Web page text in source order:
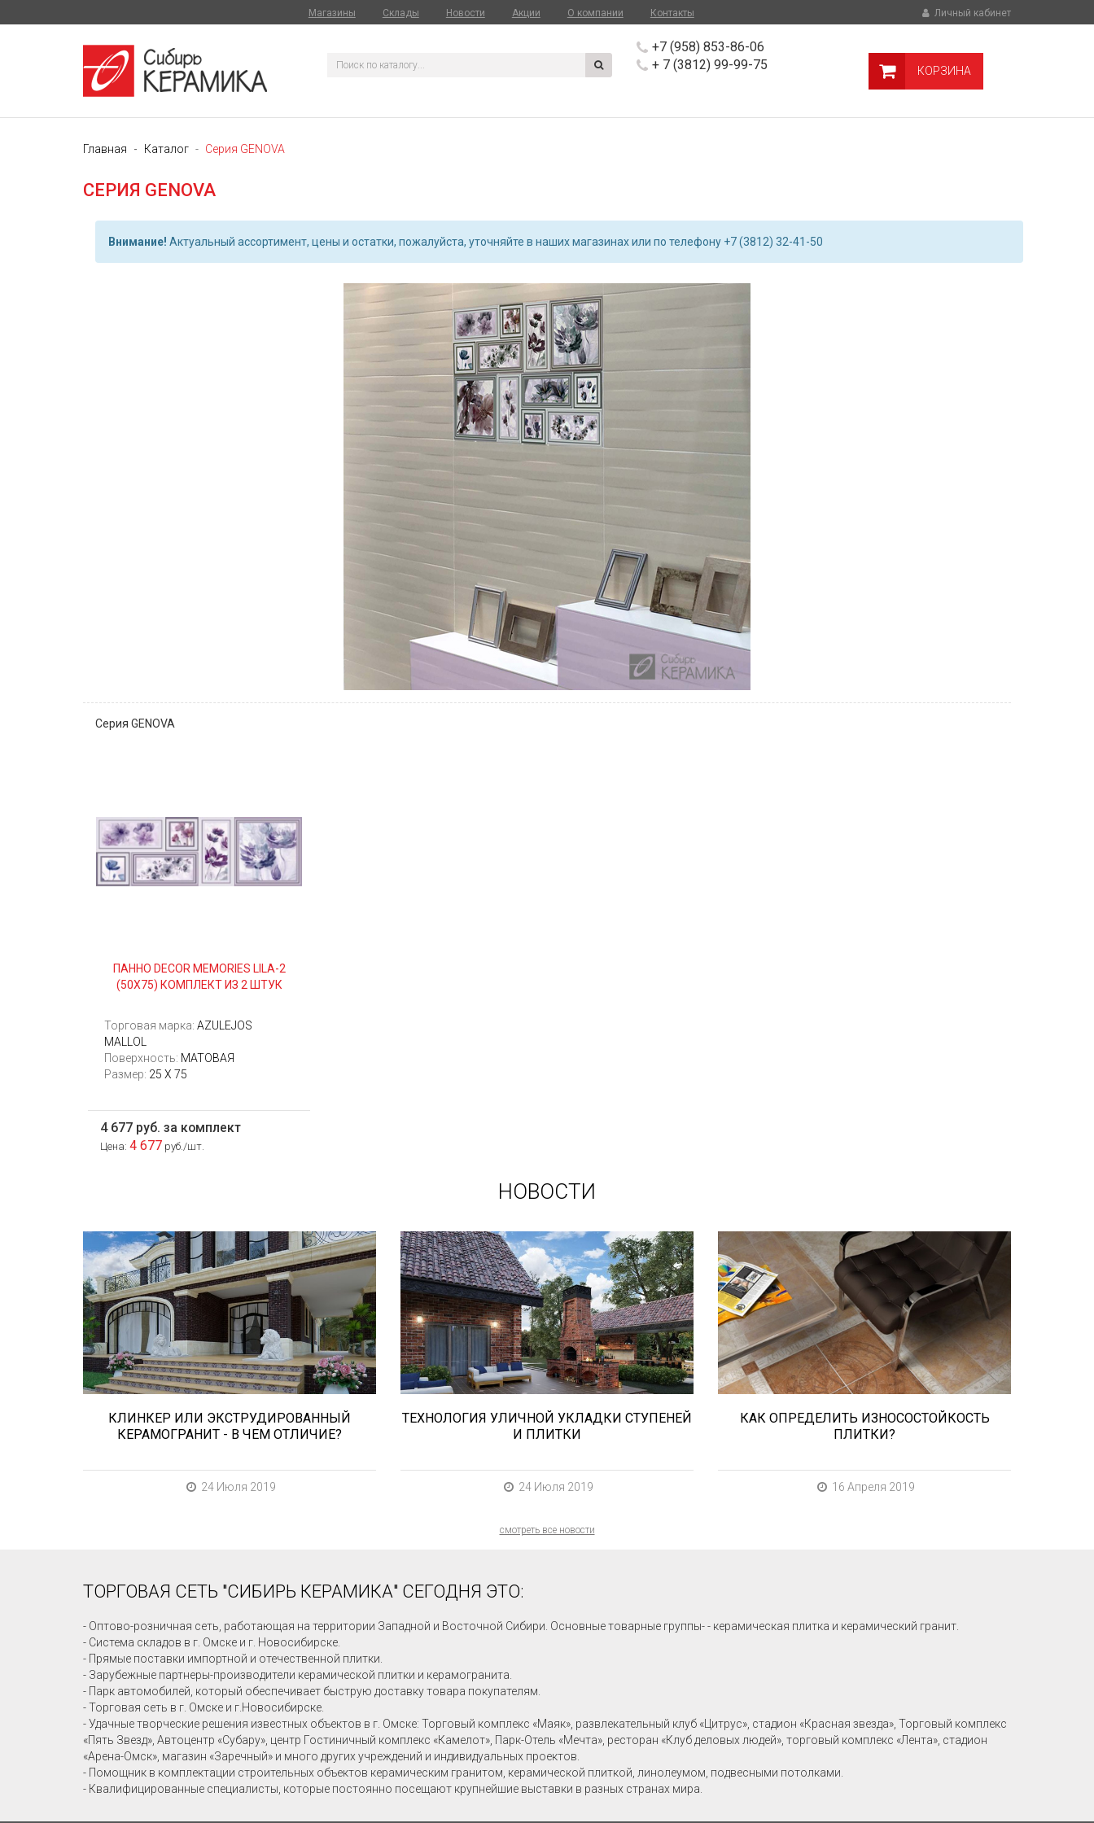
Магазины Склады Новости Акции О компании Контакты Личный кабинет
+7 (958) 853-86-06
+ 7 (3812) 99-99-75
КОРЗИНА
Главная Каталог Серия GENOVA
СЕРИЯ GENOVA
Внимание! Актуальный ассортимент, цены и остатки, пожалуйста, уточняйте в наших магазинах или по телефону +7 (3812) 32-41-50
Серия GENOVA
ПАННО DECOR MEMORIES LILA-2
(50Х75) КОМПЛЕКТ ИЗ 2 ШТУК
Торговая марка: AZULEJOS
MALLOL
Поверхность: МАТОВАЯ
Размер: 25 Х 75
4 677 руб. за комплект
Цена: 4 677 руб./шт.
НОВОСТИ
Сегодня «клинкером» называют все
подряд... и напольную плитку и ступени
(фронтальные, угловые) для облицовки
крыльца, фасадную плитку и другие
материалы преимущественно для
экстерьерной отделки домов, зон...
КЛИНКЕР ИЛИ ЭКСТРУДИРОВАННЫЙ
КЕРАМОГРАНИТ - В ЧЕМ ОТЛИЧИЕ?
24 Июля 2019
В этой статье мы расскажем о том,
что нужно учесть при выборе и
укладке уличных облицовочных
материалов (ступени и плитка).
ТЕХНОЛОГИЯ УЛИЧНОЙ УКЛАДКИ СТУПЕНЕЙ
И ПЛИТКИ
24 Июля 2019
При выборе любой плитки важно
важны не только цвет и размер, но и
ее износостойкость. Как же
определить износостойкость
керамической плитки и
керамогранита? Сейчас расскажем.
КАК ОПРЕДЕЛИТЬ ИЗНОСОСТОЙКОСТЬ
ПЛИТКИ?
16 Апреля 2019
смотреть все новости
ТОРГОВАЯ СЕТЬ "СИБИРЬ КЕРАМИКА" СЕГОДНЯ ЭТО:
- Оптово-розничная сеть, работающая на территории Западной и Восточной Сибири. Основные товарные группы- - керамическая плитка и керамический гранит.
- Система складов в г. Омске и г. Новосибирске.
- Прямые поставки импортной и отечественной плитки.
- Зарубежные партнеры-производители керамической плитки и керамогранита.
- Парк автомобилей, который обеспечивает быструю доставку товара покупателям.
- Торговая сеть в г. Омске и г.Новосибирске.
- Удачные творческие решения известных объектов в г. Омске: Торговый комплекс «Маяк», развлекательный клуб «Цитрус», стадион «Красная звезда», Торговый комплекс
«Пять Звезд», Автоцентр «Субару», центр Гостиничный комплекс «Камелот», Парк-Отель «Мечта», ресторан «Клуб деловых людей», торговый комплекс «Лента», стадион
«Арена-Омск», магазин «Заречный» и много других учреждений и индивидуальных проектов.
- Помощник в комплектации строительных объектов керамическим гранитом, керамической плиткой, линолеумом, подвесными потолками.
- Квалифицированные специалисты, которые постоянно посещают крупнейшие выставки в разных странах мира.